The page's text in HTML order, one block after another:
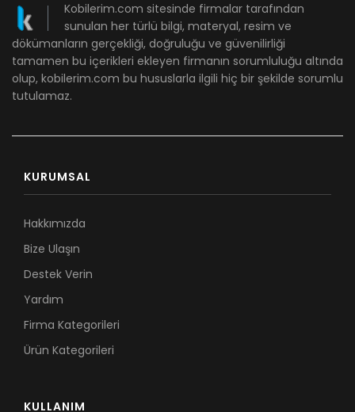
Kobilerim.com sitesinde firmalar tarafından
sunulan her türlü bilgi, materyal, resim ve
dökümanların gerçekliği, doğruluğu ve güvenilirliği
tamamen bu içerikleri ekleyen firmanın sorumluluğu altında
olup, kobilerim.com bu hususlarla ilgili hiç bir şekilde sorumlu
tutulamaz.
KURUMSAL
Hakkımızda
Bize Ulaşın
Destek Verin
Yardım
Firma Kategorileri
Ürün Kategorileri
KULLANIM